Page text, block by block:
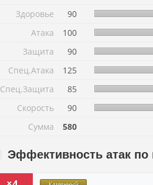
Здоровье
90
Атака
100
Защита
90
Спец.Атака
125
Спец.Защита
85
Скорость
90
Сумма
580
Эффективность атак по